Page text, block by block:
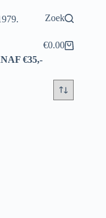
Zoek
Winkelwagen
€0.00
€35,-